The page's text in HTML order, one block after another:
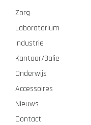
Zorg
Laboratorium
Industrie
Kantoor/Balie
Onderwijs
Accessoires
Nieuws
Contact